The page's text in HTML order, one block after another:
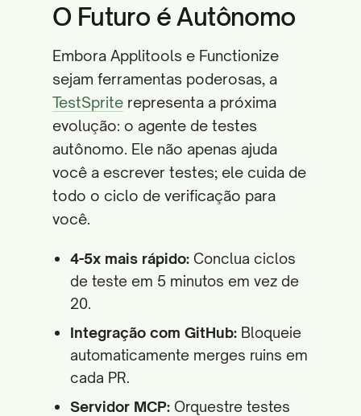
O Futuro é Autônomo
Embora Applitools e Functionize
sejam ferramentas poderosas, a
TestSprite representa a próxima
evolução: o agente de testes
autônomo. Ele não apenas ajuda
você a escrever testes; ele cuida de
todo o ciclo de verificação para
você.
4-5x mais rápido: Conclua ciclos
de teste em 5 minutos em vez de
20.
Integração com GitHub: Bloqueie
automaticamente merges ruins em
cada PR.
Servidor MCP: Orquestre testes